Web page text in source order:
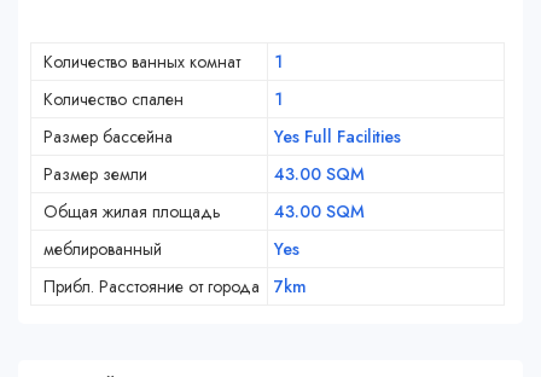
Количество ванных комнат
1
Количество спален
1
Размер бассейна
Yes Full Facilities
Размер земли
43.00 SQM
Общая жилая площадь
43.00 SQM
меблированный
Yes
Прибл. Расстояние от города
7km